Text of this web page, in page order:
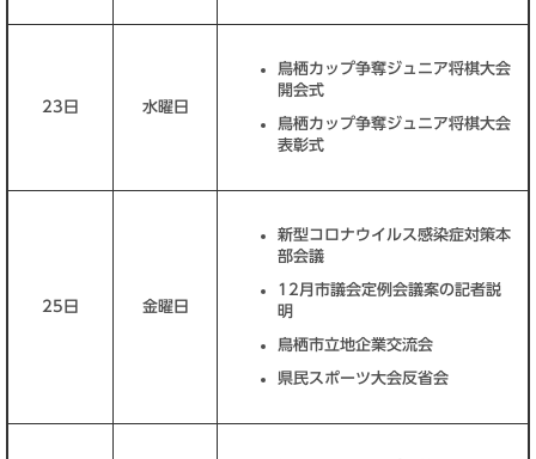
23日 水曜日
鳥栖カップ争奪ジュニア将棋大会
開会式
鳥栖カップ争奪ジュニア将棋大会
表彰式
25日 金曜日
新型コロナウイルス感染症対策本
部会議
12月市議会定例会議案の記者説
明
鳥栖市立地企業交流会
県民スポーツ大会反省会